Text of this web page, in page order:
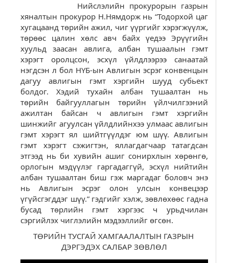
Нийслэлийн прокурорын газрын
хяналтын прокурор Н.Нямдорж нь “Тодорхой цаг
хугацаанд төрийн ажил, чиг үүргийг хэрэгжүүлж,
төрөөс цалин хөлс авч байх үедээ Эрүүгийн
хуульд заасан авлига, албан тушаалын гэмт
хэрэгт оролцсон, эсхүл үйлдлээрээ санаатай
нэгдсэн л бол НҮБ-ын Авлигын эсрэг конвенцын
дагуу авлигын гэмт хэргийн шууд субьект
болдог. Хэдий тухайн албан тушаалтан нь
төрийн байгууллагын төрийн үйлчилгээний
ажилтан байсан ч авлигын гэмт хэргийн
шинжийг агуулсан үйлдлийнхээ улмаас авлигын
гэмт хэрэгт ял шийтгүүлдэг юм шүү. Авлигын
гэмт хэрэгт сэжигтэн, яллагдагчаар татагдсан
этгээд нь би хувийн ашиг сонирхлын хөрөнгө,
орлогын мэдүүлэг гаргадаггүй, эсхүл нийтийн
албан тушаалтан биш гэж маргадаг боловч энэ
нь Авлигын эсрэг олон улсын конвецээр
үгүйсгэгддэг шүү.” гэдгийг хэлж, зөвлөхөөс гадна
бусад төрлийн гэмт хэргээс ч урьдчилан
сэргийлэх чиглэлийн мэдээллийг өгсөн.
ТӨРИЙН ТУСГАЙ ХАМГААЛАЛТЫН ГАЗРЫН
ДЭРГЭДЭХ САЛБАР ЗӨВЛӨЛ